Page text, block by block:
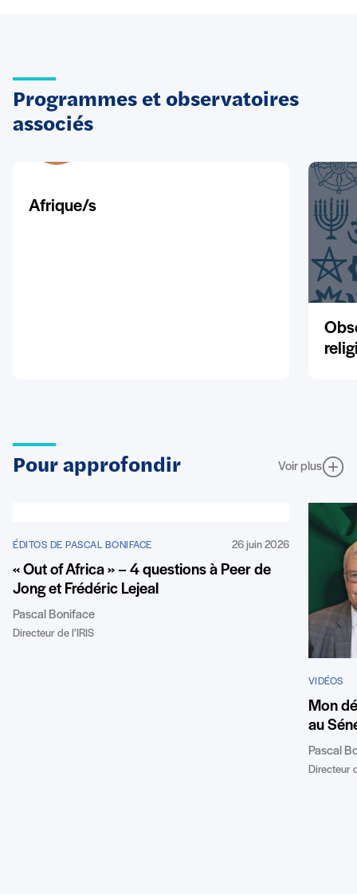
Programmes et observatoires
associés
Afrique/s
Pour approfondir Voir plus
ÉDITOS DE PASCAL BONIFACE 26 juin 2026
« Out of Africa » – 4 questions à Peer de
Jong et Frédéric Lejeal
Pascal Boniface
Directeur de l’IRIS
VIDÉOS
Mon
au
Pascal
Directeur